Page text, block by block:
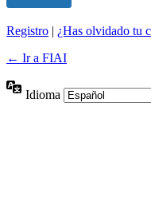
Registro | ¿Has olvidado tu
← Ir a FIAI
Idioma